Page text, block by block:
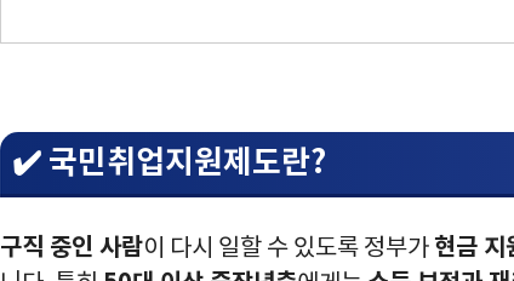
✔️ 국민취업지원제도란?
구직 중인 사람이 다시 일할 수 있도록 정부가 현금 지